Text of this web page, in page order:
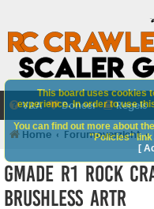
V&A Doneer Regels
Home Forumoverzicht
Gmade R1 rock
brushless artr
This board uses cookies
experience. In order to use
You can find out more about
"Policies" link
[